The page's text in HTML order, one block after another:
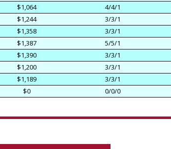
$1,064 4/4/1
$1,244 3/3/1
$1,358 3/3/1
$1,387 5/5/1
$1,390 3/3/1
$1,200 3/3/1
$1,189 3/3/1
$0 0/0/0